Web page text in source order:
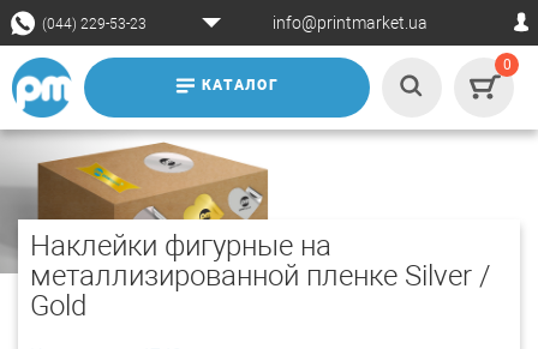
(044) 229-53-23 info@printmarket.ua
КАТАЛОГ
0
Наклейки фигурные на
металлизированной пленке Silver /
Gold